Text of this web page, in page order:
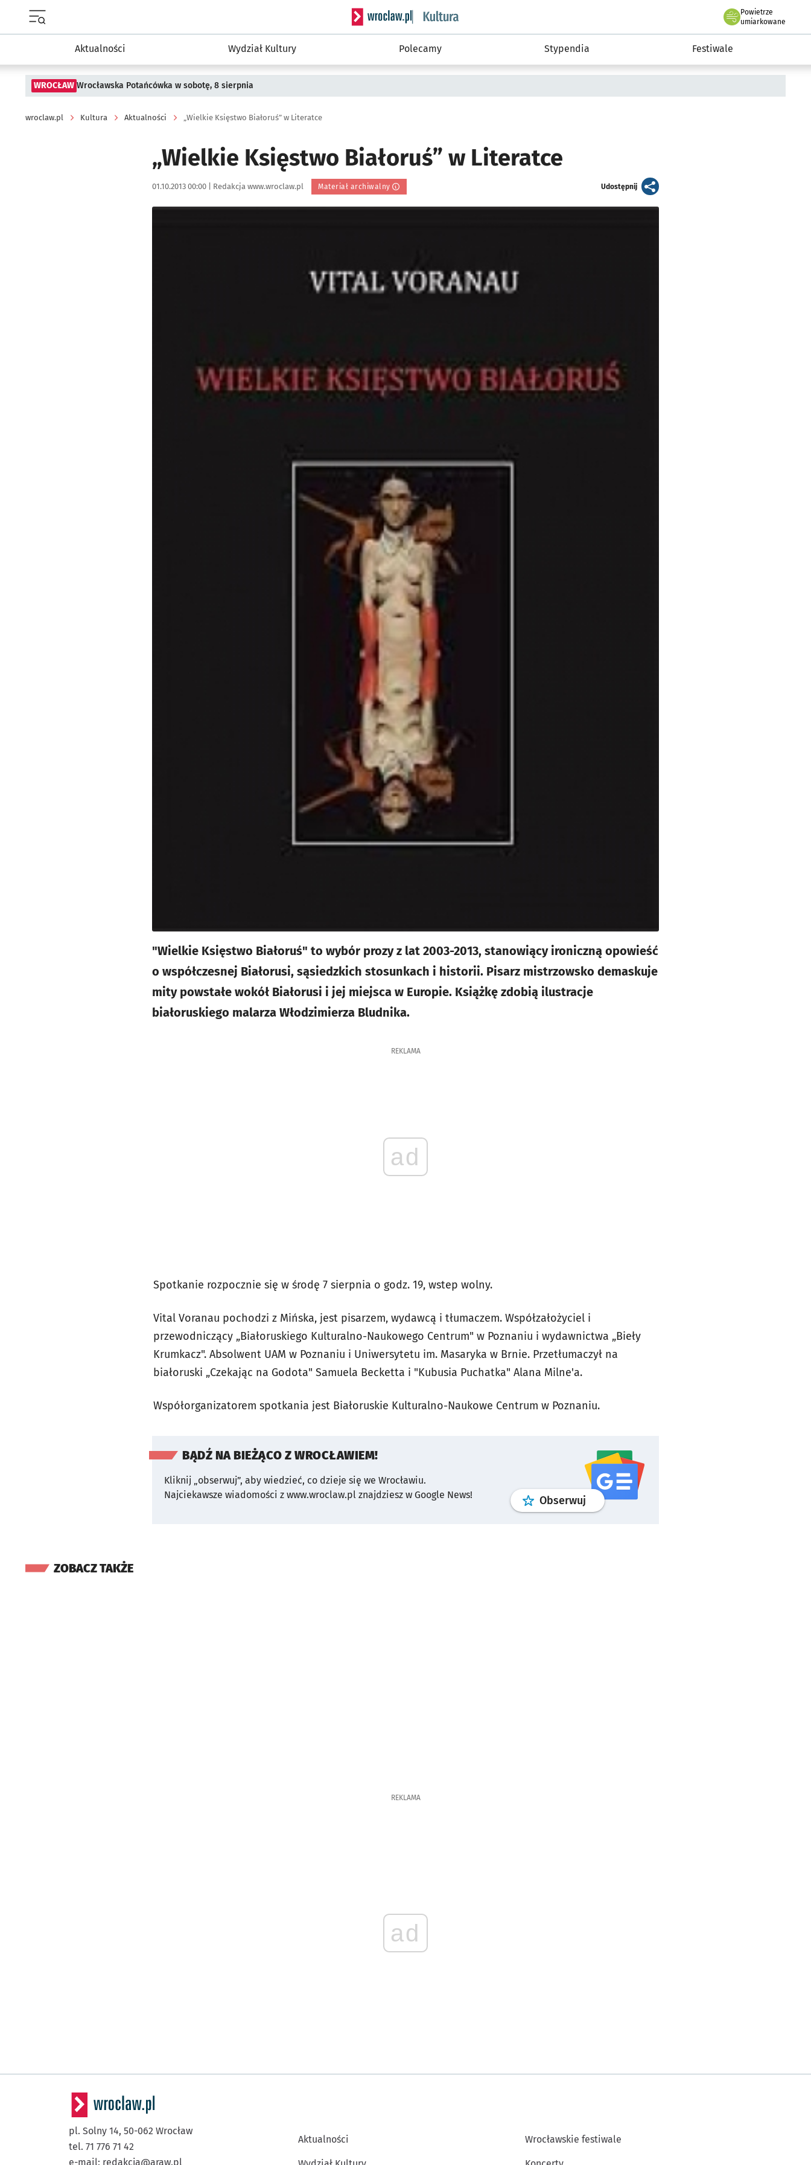
Serwis informacyjny wroclaw.pl podserwis: Kultura
Powietrze
we Wrocławiu
umiarkowane
Aktualności Wydział Kultury Polecamy Stypendia Festiwale
WROCŁAW Wrocławska Potańcówka w sobotę, 8 sierpnia
wroclaw.pl Kultura Aktualności „Wielkie Księstwo Białoruś” w Literatce
„Wielkie Księstwo Białoruś” w Literatce
Data publikacji:
01.10.2013 00:00 | Autor:
Redakcja www.wroclaw.pl Materiał archiwalny Udostępnijartykuł
"Wielkie Księstwo Białoruś" to wybór prozy z lat 2003-2013, stanowiący ironiczną opowieść
o współczesnej Białorusi, sąsiedzkich stosunkach i historii. Pisarz mistrzowsko demaskuje
mity powstałe wokół Białorusi i jej miejsca w Europie. Książkę zdobią ilustracje
białoruskiego malarza Włodzimierza Bludnika.
REKLAMA
ad
Spotkanie rozpocznie się w środę 7 sierpnia o godz. 19, wstep wolny.
Vital Voranau pochodzi z Mińska, jest pisarzem, wydawcą i tłumaczem. Współzałożyciel i
przewodniczący „Białoruskiego Kulturalno-Naukowego Centrum" w Poznaniu i wydawnictwa „Bieły
Krumkacz". Absolwent UAM w Poznaniu i Uniwersytetu im. Masaryka w Brnie. Przetłumaczył na
białoruski „Czekając na Godota" Samuela Becketta i "Kubusia Puchatka" Alana Milne'a.
Współorganizatorem spotkania jest Białoruskie Kulturalno-Naukowe Centrum w Poznaniu.
BĄDŹ NA BIEŻĄCO Z WROCŁAWIEM!
Kliknij „obserwuj”, aby wiedzieć, co dzieje się we Wrocławiu.
Najciekawsze wiadomości z www.wroclaw.pl znajdziesz w Google News!
Obserwuj profilgoogle news
ZOBACZ TAKŻE
REKLAMA
ad
pl. Solny 14, 50-062 Wrocław
tel. 71 776 71 42
e-mail: redakcja@araw.pl
Aktualności Wrocławskie festiwale